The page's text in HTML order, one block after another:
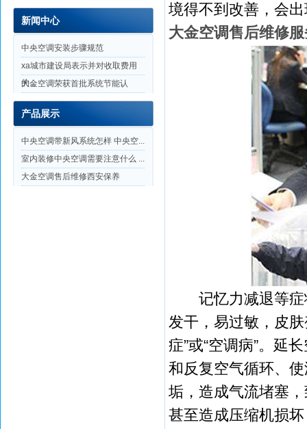
新闻中心
中央空调安装步骤规范
xa城市建设局表示并对收取费用
的...
大金空调荣获首批系统节能认
证，...
产品展示
中央空调带新风系统怎样 中央空...
室内装修中央空调需要注意什么 ...
大金空调售后维修西安保养
境得不到改善，会
大金空调售后维修
记忆力减退等症
发干，易过敏，皮
症”或“空调病”。延
和反复空气循环、
垢，造成气流堵塞
甚至造成压缩机损